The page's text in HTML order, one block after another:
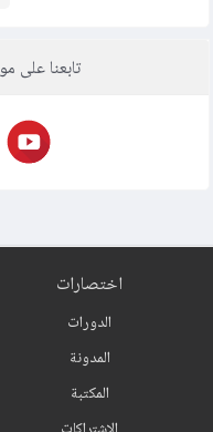
تابعنا على
اختصارات
الدورات
المدونة
المكتبة
الإشتراكات